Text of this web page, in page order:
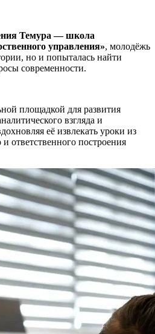
Темура — школа
управления», молодёжь
но и попыталась найти
современности.
площадкой для развития
взгляда и
её извлекать уроки из
ответственного построения